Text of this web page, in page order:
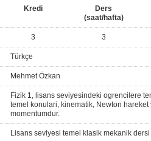
Kredi
Ders
(saat/hafta)
3 3
Türkçe
Mehmet Özkan
Fizik 1, lisans seviyesindeki ogrencilere
temel konulari, kinematik, Newton
momentumdur.
Lisans seviyesi temel klasik mekanik dersi